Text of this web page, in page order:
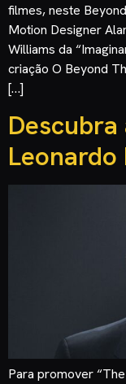
filmes, neste
Motion Designer
Williams da
criação O Beyond
[…]
Leonardo
Para promover